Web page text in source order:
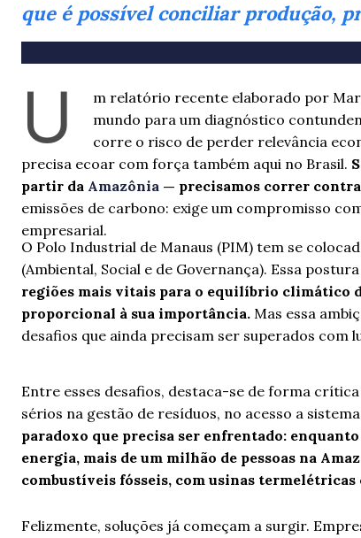
que é possível conciliar produção,
U
m relatório recente elaborado por
mundo para um diagnóstico
corre o risco de perder relevância
precisa ecoar com força também aqui no Brasil.
partir da Amazônia — precisamos correr
emissões de carbono: exige um compromisso
empresarial.
O Polo Industrial de Manaus (PIM) tem se
(Ambiental, Social e de Governança). Essa
regiões mais vitais para o equilíbrio climático
proporcional à sua importância. Mas essa
desafios que ainda precisam ser superados com
Entre esses desafios, destaca-se de forma
sérios na gestão de resíduos, no acesso a
paradoxo que precisa ser enfrentado:
energia, mais de um milhão de pessoas na
combustíveis fósseis, com usinas termelétricas
Felizmente, soluções já começam a surgir.